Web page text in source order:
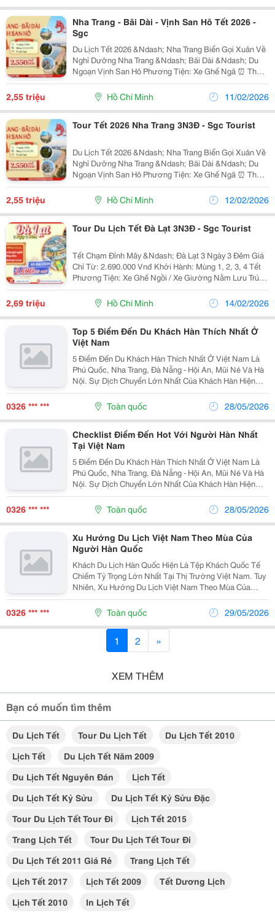
Nha Trang - Bãi Dài - Vịnh San Hô Tết 2026 -
Sgc
Du Lịch Tết 2026 &Ndash; Nha Trang Biển Gọi Xuân Về
Nghỉ Dưỡng Nha Trang &Ndash; Bãi Dài &Ndash; Du
Ngoạn Vịnh San Hô Phương Tiện: Xe Ghế Ngã ⏰ Thời
Gian: 3 Ngày 3 Đêm Khởi Hành: Tối Mùng 1 &Ndash; 2
&Ndash; 3 &Ndash; 4 &Ndash; 6 Tết Giá...
2,55 triệu Hồ Chí Minh 11/02/2026
Tour Tết 2026 Nha Trang 3N3Đ - Sgc Tourist
Du Lịch Tết 2026 &Ndash; Nha Trang Biển Gọi Xuân Về
Nghỉ Dưỡng Nha Trang &Ndash; Bãi Dài &Ndash; Du
Ngoạn Vịnh San Hô Phương Tiện: Xe Ghế Ngã ⏰ Thời
Gian: 3 Ngày 3 Đêm Khởi Hành: Tối Mùng 1 &Ndash; 2
&Ndash; 3 &Ndash; 4 &Ndash; 6 Tết Giá...
2,55 triệu Hồ Chí Minh 12/02/2026
Tour Du Lịch Tết Đà Lạt 3N3Đ - Sgc Tourist
Tết Chạm Đỉnh Mây &Ndash; Đà Lạt 3 Ngày 3 Đêm Giá
Chỉ Từ: 2.690.000 Vnđ Khởi Hành: Mùng 1, 2, 3, 4 Tết
Phương Tiện: Xe Ghế Ngồi / Xe Giường Nằm Lưu Trú:
Khách Sạn 2⭐ Hành Trình Nổi Bật: Tham Quan Thác
Pongour &Ndash; &Ldquo;Nam Thiên Đệ...
2,69 triệu Hồ Chí Minh 14/02/2026
Top 5 Điểm Đến Du Khách Hàn Thích Nhất Ở
Việt Nam
5 Điểm Đến Du Khách Hàn Thích Nhất Ở Việt Nam Là
Phú Quốc, Nha Trang, Đà Nẵng - Hội An, Mũi Né Và Hà
Nội. Sự Dịch Chuyển Lớn Nhất Của Khách Hàn Hiện
Nay Là Xu Hướng "Micro-Trip" (Đi Ngắn Ngày, Tối Ưu
Thời Gian) Và Du Lịch Tự Túc (Chiếm Hơn 80%) ,...
0326 *** *** Toàn quốc 28/05/2026
Checklist Điểm Đến Hot Với Người Hàn Nhất
Tại Việt Nam
5 Điểm Đến Du Khách Hàn Thích Nhất Ở Việt Nam Là
Phú Quốc, Nha Trang, Đà Nẵng - Hội An, Mũi Né Và Hà
Nội. Sự Dịch Chuyển Lớn Nhất Của Khách Hàn Hiện
Nay Là Xu Hướng "Micro-Trip" (Đi Ngắn Ngày, Tối Ưu
Thời Gian) Và Du Lịch Tự Túc (Chiếm Hơn 80%) ,...
0326 *** *** Toàn quốc 28/05/2026
Xu Hướng Du Lịch Việt Nam Theo Mùa Của
Người Hàn Quốc
Khách Du Lịch Hàn Quốc Hiện Là Tệp Khách Quốc Tế
Chiếm Tỷ Trọng Lớn Nhất Tại Thị Trường Việt Nam. Tuy
Nhiên, Xu Hướng Du Lịch Việt Nam Theo Mùa Của
Nhóm Khách Này Đã Có Sự Dịch Chuyển Mạnh Mẽ Từ
Đi Tour Trọn Gói Sang Du Lịch Tự Túc (F.i.t) Theo Sự...
0326 *** *** Toàn quốc 29/05/2026
1 2 »
XEM THÊM
Bạn có muốn tìm thêm
Du Lịch Tết Tour Du Lịch Tết
Du Lịch Tết 2010
Lịch Tết
Du Lịch Tết Năm 2009
Du Lịch Tết Nguyên Đán
Lịch Tết
Du Lịch Tết Kỷ Sửu
Du Lịch Tết Kỷ Sửu Đặc
Tour Du Lịch Tết Tour Đi
Lịch Tết 2015
Trang Lịch Tết
Tour Du Lịch Tết Tour Đi
Du Lịch Tết 2011 Giá Rẻ
Trang Lịch Tết
Lịch Tết 2017
Lịch Tết 2009
Tết Dương Lịch
Lịch Tết 2010
In Lịch Tết